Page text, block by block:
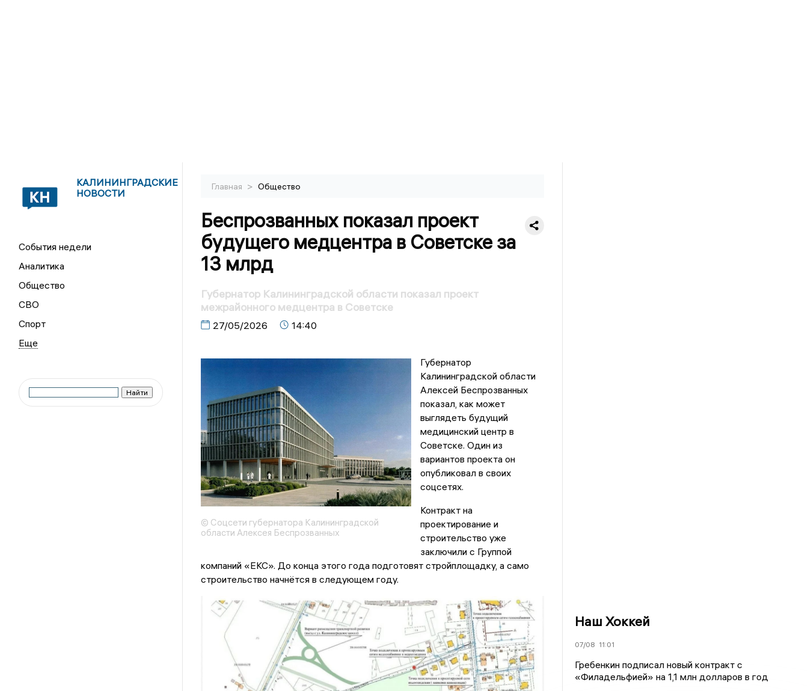
КАЛИНИНГРАДСКИЕ
НОВОСТИ
События недели
Аналитика
Общество
СВО
Спорт
Главная > Общество
Беспрозванных показал проект
будущего медцентра в Советске за
13 млрд
Губернатор Калининградской области показал проект
межрайонного медцентра в Советске
27/05/2026 14:40
© Соцсети губернатора Калининградской
области Алексея Беспрозванных
Губернатор
Калининградской области
Алексей Беспрозванных
показал, как может
выглядеть будущий
медицинский центр в
Советске. Один из
вариантов проекта он
опубликовал в своих
соцсетях.
Контракт на
проектирование и
строительство уже
заключили с Группой
компаний «ЕКС». До конца этого года подготовят стройплощадку, а само
строительство начнётся в следующем году.
Наш Хоккей
07/08 11:01
Гребенкин подписал новый контракт с
«Филадельфией» на 1,1 млн долларов в год